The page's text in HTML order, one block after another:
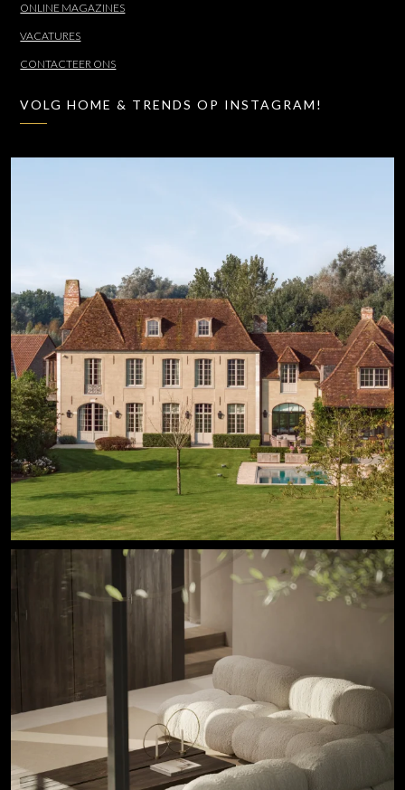
ONLINE MAGAZINES
VACATURES
CONTACTEER ONS
VOLG HOME & TRENDS OP INSTAGRAM!